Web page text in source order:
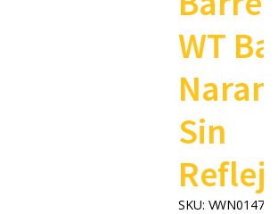
WT
Sin
SKU: